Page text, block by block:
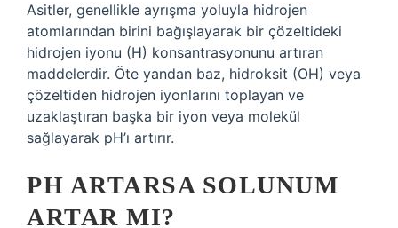
Asitler, genellikle ayrışma yoluyla hidrojen
atomlarından birini bağışlayarak bir çözeltideki
hidrojen iyonu (H‍) konsantrasyonunu artıran
maddelerdir. Öte yandan baz, hidroksit (OH‍) veya
çözeltiden hidrojen iyonlarını toplayan ve
uzaklaştıran başka bir iyon veya molekül
sağlayarak pH’ı artırır.
PH ARTARSA SOLUNUM
ARTAR MI?